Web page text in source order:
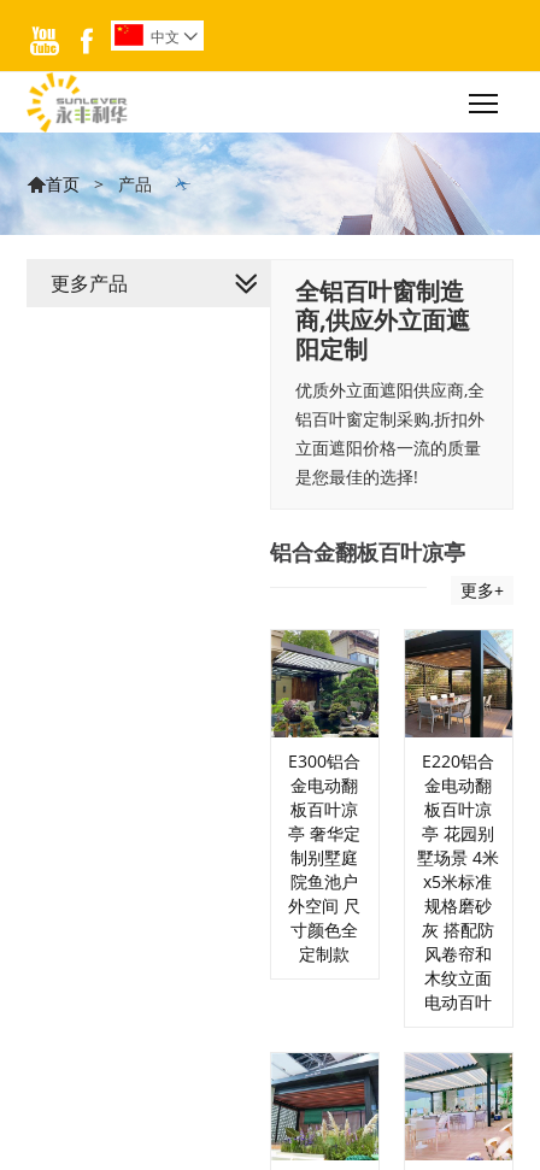
  中文 
首页 > 产品
全铝百叶窗制造
商,供应外立面遮
阳定制
优质外立面遮阳供应商,全
铝百叶窗定制采购,折扣外
立面遮阳价格一流的质量
是您最佳的选择!
铝合金翻板百叶凉亭
更多+
E300铝合
金电动翻
板百叶凉
亭 奢华定
制别墅庭
院鱼池户
外空间 尺
寸颜色全
定制款
E220铝合
金电动翻
板百叶凉
亭 花园别
墅场景 4米
x5米标准
规格磨砂
灰 搭配防
风卷帘和
木纹立面
电动百叶
更多产品